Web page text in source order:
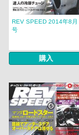
REV SPEED 2014年8月
号
購入